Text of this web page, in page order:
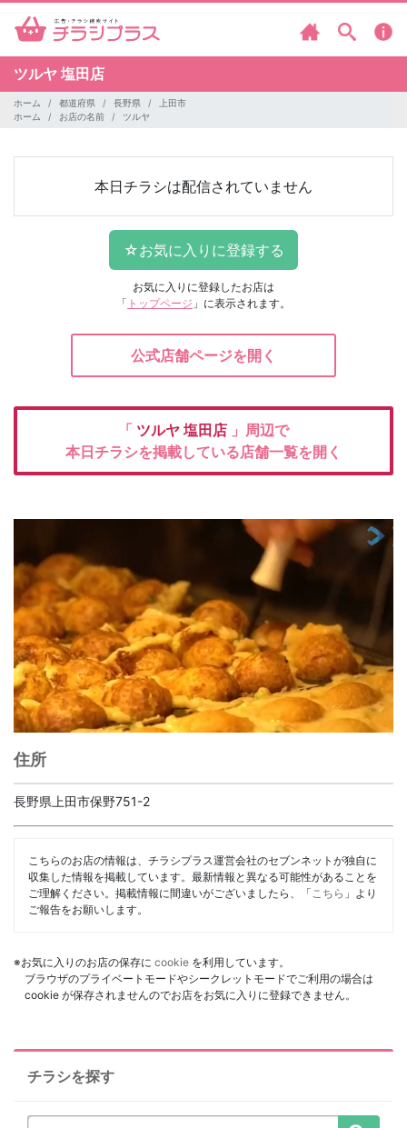
ツルヤ 塩田店
ホーム 都道府県 長野県
上田市
ホーム
お店の名前 ツルヤ
本日チラシは配信されていません
お気に入りに登録したお店は
「 トップページ 」に表示されます。
公式店舗ページを開く
「 ツルヤ 塩田店 」周辺で
本日チラシを掲載している店舗一覧を開く
住所
長野県上田市保野751-2
こちらのお店の情報は、チラシプラス運営会社のセブンネットが独自に
収集した情報を掲載しています。最新情報と異なる可能性があることを
ご理解ください。掲載情報に間違いがございましたら、「 こちら 」より
ご報告をお願いします。
※お気に入りのお店の保存に cookie を利用しています。
ブラウザのプライベートモードやシークレットモードでご利用の場合は
cookie が保存されませんのでお店をお気に入りに登録できません。
チラシを探す